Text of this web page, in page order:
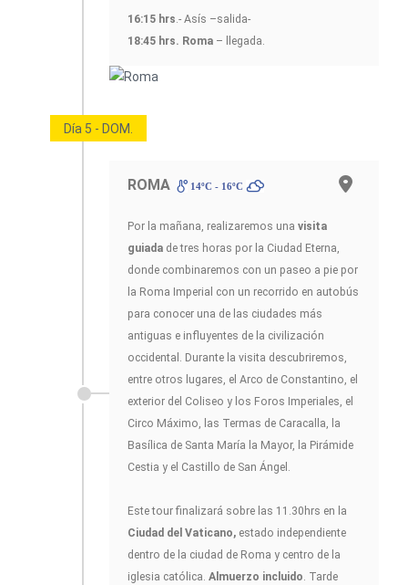
16:15 hrs.- Asís –salida-
18:45 hrs. Roma – llegada.
Día 5 - DOM.
ROMA 14ºC - 16ºC
Por la mañana, realizaremos una visita
guiada de tres horas por la Ciudad Eterna,
donde combinaremos con un paseo a pie por
la Roma Imperial con un recorrido en autobús
para conocer una de las ciudades más
antiguas e influyentes de la civilización
occidental. Durante la visita descubriremos,
entre otros lugares, el Arco de Constantino, el
exterior del Coliseo y los Foros Imperiales, el
Circo Máximo, las Termas de Caracalla, la
Basílica de Santa María la Mayor, la Pirámide
Cestia y el Castillo de San Ángel.
Este tour finalizará sobre las 11.30hrs en la
Ciudad del Vaticano, estado independiente
dentro de la ciudad de Roma y centro de la
iglesia católica. Almuerzo incluido. Tarde